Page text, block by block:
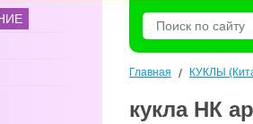
Главная / КУКЛЫ
кукла НК